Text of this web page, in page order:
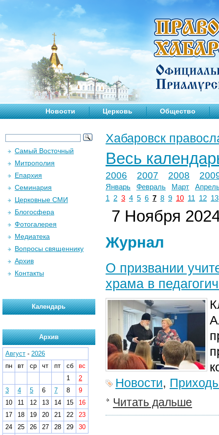
Новости Церковь Общество
Хабаровск
Весь
2006 2007 2008
Январь Февраль Март
1
2 3 4 5 6 7 8 9 10 11 12 13
7 Ноября
Журнал
О призвании
храма в
Новости,
Читать дальше
Самый Восточный
Митрополия
Епархия
Семинария
Церковные СМИ
Блогосфера
Фотогалерея
Медиатека
Вопросы священнику
Архив
Контакты
Календарь
Архив
Август - 2026
пн
вт ср чт пт сб
вс
1
2
3
4 5 6 7 8
9
10
11 12 13 14 15
16
17
18 19 20 21 22
23
24
25 26 27 28 29
30